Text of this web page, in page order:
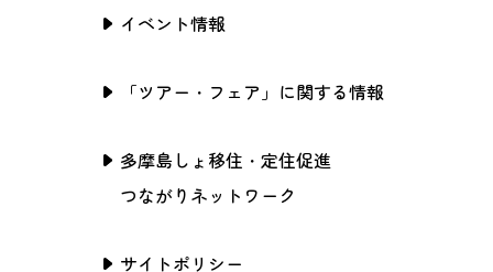
イベント情報
「ツアー・フェア」に関する情報
多摩島しょ移住・定住促進
つながりネットワーク
サイトポリシー